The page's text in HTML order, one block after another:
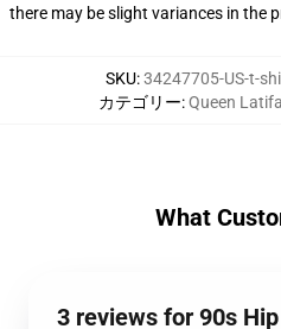
there may be slight variances in the
SKU:34247705-US-t-
カテゴリー:Queen
What
3 reviews for 90s